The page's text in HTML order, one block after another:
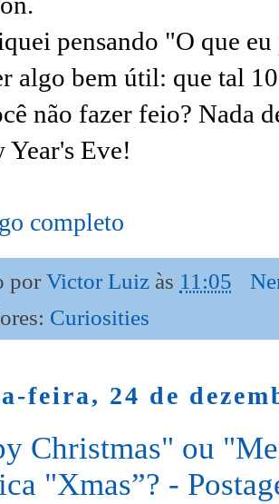
pensando "O que
algo bem útil: que tal
não fazer feio? Nada
Year's Eve!
completo
por Victor Luiz às 11:05
Curiosities
feira, 24 de
Christmas" ou
"Xmas”? -